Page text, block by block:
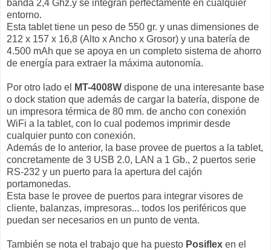
banda 2,4 Ghz.y se integran perfectamente en cualquier
entorno.
Esta tablet tiene un peso de 550 gr. y unas dimensiones de
212 x 157 x 16,8 (Alto x Ancho x Grosor) y una batería de
4.500 mAh que se apoya en un completo sistema de ahorro
de energía para extraer la máxima autonomía.
Por otro lado el MT-4008W dispone de una interesante base
o dock station que además de cargar la batería, dispone de
un impresora térmica de 80 mm. de ancho con conexión
WiFi a la tablet, con lo cual podemos imprimir desde
cualquier punto con conexión.
Además de lo anterior, la base provee de puertos a la tablet,
concretamente de 3 USB 2.0, LAN a 1 Gb., 2 puertos serie
RS-232 y un puerto para la apertura del cajón
portamonedas.
Esta base le provee de puertos para integrar visores de
cliente, balanzas, impresoras... todos los periféricos que
puedan ser necesarios en un punto de venta.
También se nota el trabajo que ha puesto Posiflex en el